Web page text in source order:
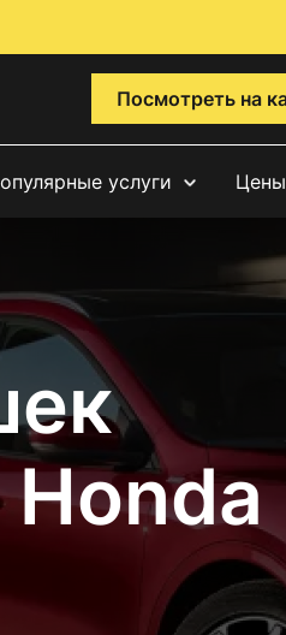
Посмотреть на
услуги Цены
Honda